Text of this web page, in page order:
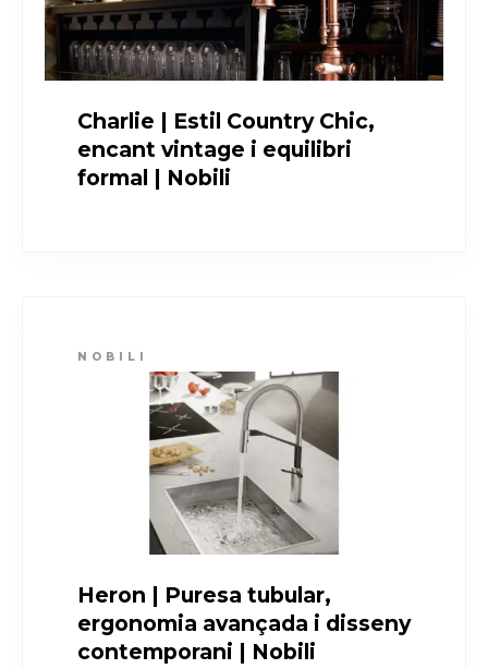
Charlie | Estil Country Chic,
encant vintage i equilibri
formal | Nobili
NOBILI
Heron | Puresa tubular,
ergonomia avançada i disseny
contemporani | Nobili